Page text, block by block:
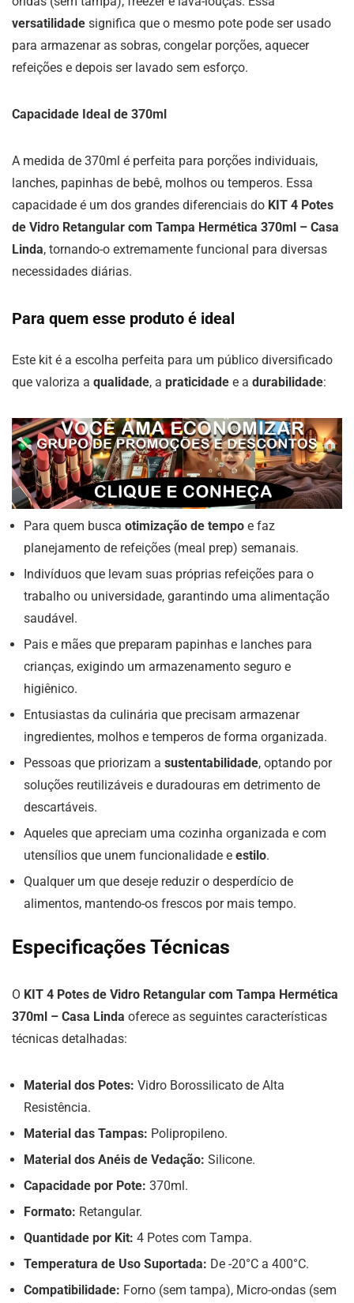
versatilidade significa que o mesmo pote pode ser usado
para armazenar as sobras, congelar porções, aquecer
refeições e depois ser lavado sem esforço.
Capacidade Ideal de 370ml
A medida de 370ml é perfeita para porções individuais,
lanches, papinhas de bebê, molhos ou temperos. Essa
capacidade é um dos grandes diferenciais do KIT 4 Potes
de Vidro Retangular com Tampa Hermética 370ml – Casa
Linda, tornando-o extremamente funcional para diversas
necessidades diárias.
Para quem esse produto é ideal
Este kit é a escolha perfeita para um público diversificado
que valoriza a qualidade, a praticidade e a durabilidade:
Para quem busca otimização de tempo e faz
planejamento de refeições (meal prep) semanais.
Indivíduos que levam suas próprias refeições para o
trabalho ou universidade, garantindo uma alimentação
saudável.
Pais e mães que preparam papinhas e lanches para
crianças, exigindo um armazenamento seguro e
higiênico.
Entusiastas da culinária que precisam armazenar
ingredientes, molhos e temperos de forma organizada.
Pessoas que priorizam a sustentabilidade, optando por
soluções reutilizáveis e duradouras em detrimento de
descartáveis.
Aqueles que apreciam uma cozinha organizada e com
utensílios que unem funcionalidade e estilo.
Qualquer um que deseje reduzir o desperdício de
alimentos, mantendo-os frescos por mais tempo.
Especificações Técnicas
O KIT 4 Potes de Vidro Retangular com Tampa Hermética
370ml – Casa Linda oferece as seguintes características
técnicas detalhadas:
Material dos Potes: Vidro Borossilicato de Alta
Resistência.
Material das Tampas: Polipropileno.
Material dos Anéis de Vedação: Silicone.
Capacidade por Pote: 370ml.
Formato: Retangular.
Quantidade por Kit: 4 Potes com Tampa.
Temperatura de Uso Suportada: De -20°C a 400°C.
Compatibilidade: Forno (sem tampa), Micro-ondas (sem